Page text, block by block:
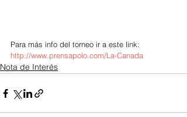
Para más info del torneo ir a este link:
http://www.prensapolo.com/La-Canada
Nota de Interés